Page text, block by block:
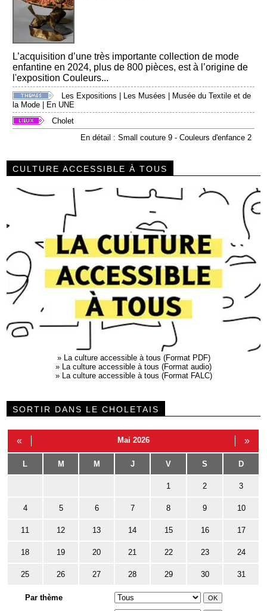
L’acquisition d’une très importante collection de mode
enfantine en 2024, plus de 800 pièces, est à l’origine de
l'exposition Couleurs...
Les Expositions | Les Musées | Musée du Textile et de
la Mode | En UNE
Cholet
En détail : Small couture 9 - Couleurs d'enfance 2
CULTURE ACCESSIBLE À TOUS
» La culture accessible à tous (Format PDF)
» La culture accessible à tous (Format audio)
» La culture accessible à tous (Format FALC)
SORTIR DANS LE CHOLETAIS
« Mai 2026 »
L M M J V S D
1 2 3
4 5 6 7 8 9 10
11 12 13 14 15 16 17
18 19 20 21 22 23 24
25 26 27 28 29 30 31
Par thème